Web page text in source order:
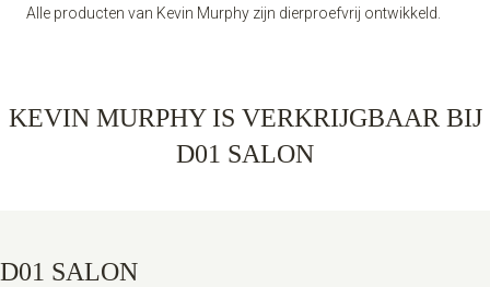
Alle producten van Kevin Murphy zijn dierproefvrij ontwikkeld.
KEVIN MURPHY IS VERKRIJGBAAR BIJ
D01 SALON
D01 SALON